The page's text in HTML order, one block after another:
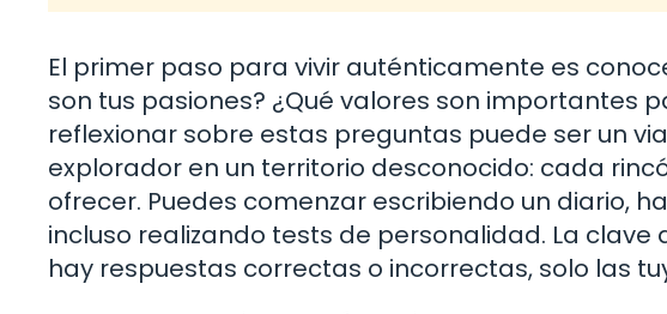
El primer paso para vivir auténticamente es
son tus pasiones? ¿Qué valores son importantes
reflexionar sobre estas preguntas puede ser un
explorador en un territorio desconocido: cada
ofrecer. Puedes comenzar escribiendo un diario,
incluso realizando tests de personalidad. La
hay respuestas correctas o incorrectas, solo las